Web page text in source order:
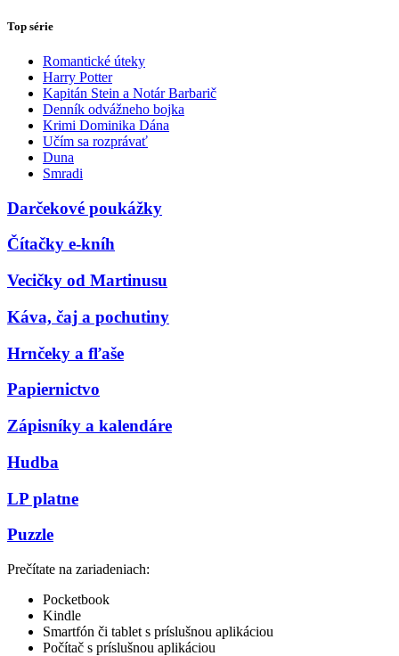
Top série
Romantické úteky
Harry Potter
Kapitán Stein a Notár Barbarič
Denník odvážneho bojka
Krimi Dominika Dána
Učím sa rozprávať
Duna
Smradi
Darčekové poukážky
Čítačky e-kníh
Vecičky od Martinusu
Káva, čaj a pochutiny
Hrnčeky a fľaše
Papiernictvo
Zápisníky a kalendáre
Hudba
LP platne
Puzzle
Prečítate na zariadeniach:
Pocketbook
Kindle
Smartfón či tablet s príslušnou aplikáciou
Počítač s príslušnou aplikáciou